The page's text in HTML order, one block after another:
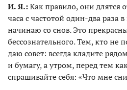
И. Я.:Как правило, они длятся
часа с частотой один-два раза
начинаю со снов. Это
бессознательного. Тем, кто не
даю совет: всегда кладите
и бумагу, а утром, перед тем
спрашивайте себя: «Что мне